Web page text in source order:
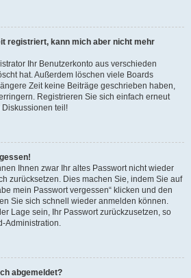
registriert, kann mich aber nicht mehr
Ihr Benutzerkonto aus verschieden
hat. Außerdem löschen viele Boards
Zeit keine Beiträge geschrieben haben,
Registrieren Sie sich einfach erneut
teil!
Ihnen zwar Ihr altes Passwort nicht wieder
zurücksetzen. Dies machen Sie, indem Sie auf
mein Passwort vergessen“ klicken und den
Sie sich schnell wieder anmelden können.
Lage sein, Ihr Passwort zurückzusetzen, so
Administration.
abgemeldet?